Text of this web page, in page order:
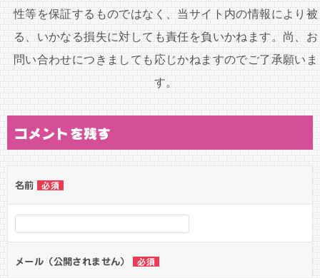
性等を保証するものではなく、当サイト内の情報により被
る、いかなる損失に対しても責任を負いかねます。尚、お
問い合わせにつきましても応じかねますのでご了承願いま
す。
コメントを残す
名前 必須
メール（公開されません） 必須